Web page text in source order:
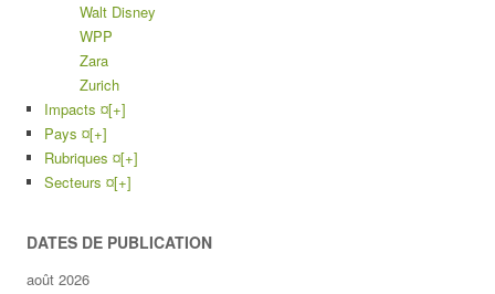
Walt Disney
WPP
Zara
Zurich
Impacts ¤[+]
Pays ¤[+]
Rubriques ¤[+]
Secteurs ¤[+]
DATES DE PUBLICATION
août 2026